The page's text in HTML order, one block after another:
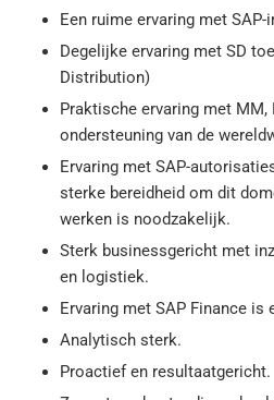
Een ruime ervaring met
Degelijke ervaring met SD
Distribution)
Praktische ervaring met MM,
ondersteuning van de
Ervaring met SAP-
sterke bereidheid om dit
werken is noodzakelijk.
Sterk businessgericht met
en logistiek.
Ervaring met SAP Finance is
Analytisch sterk.
Proactief en resultaatgericht.